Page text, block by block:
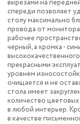
вырезами на
спереди позволяет
столу максимально
провода от
рабочее
черный, а кромка -
прекрасными
уровнем
очищается и не
стола имеет
количество
в любой интерьер.
в качестве